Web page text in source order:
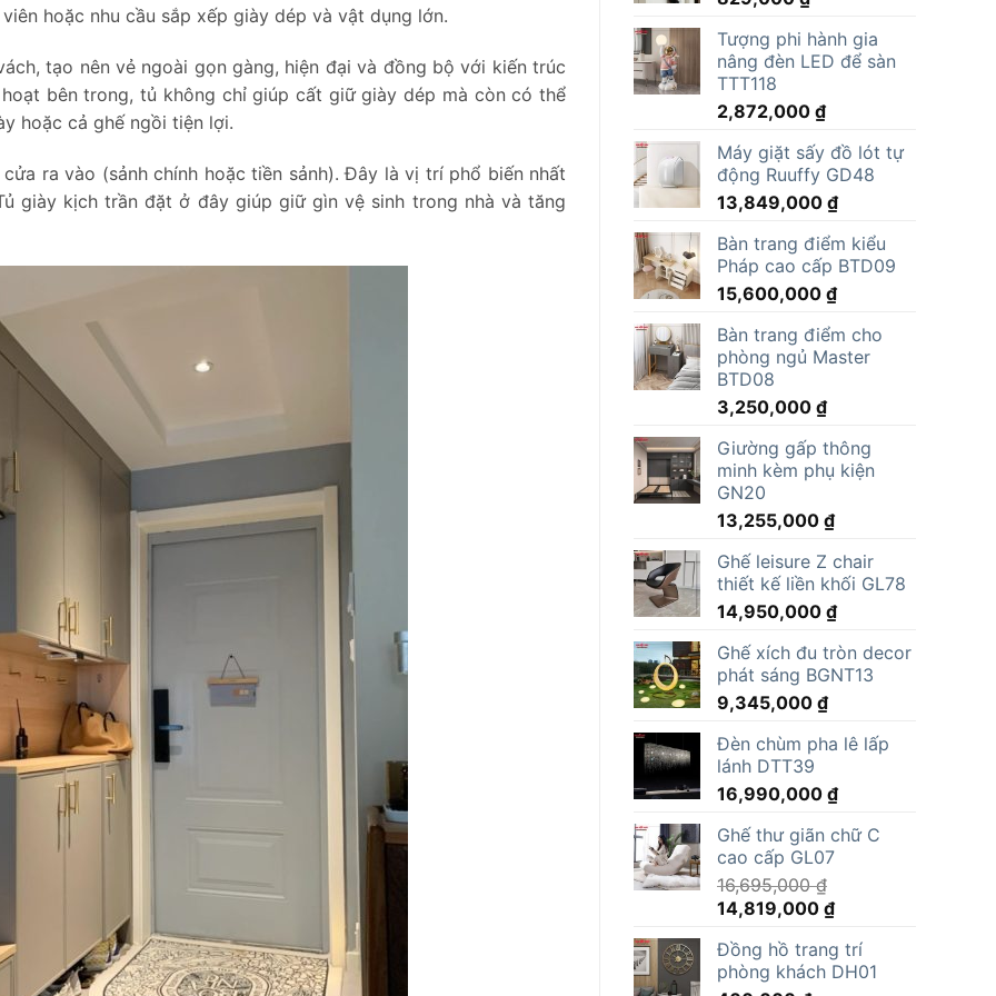
hoặc nhu cầu sắp xếp giày dép và vật dụng lớn.
tạo nên vẻ ngoài gọn gàng, hiện đại và đồng bộ với kiến trúc
bên trong, tủ không chỉ giúp cất giữ giày dép mà còn có thể
hoặc cả ghế ngồi tiện lợi.
ra vào (sảnh chính hoặc tiền sảnh). Đây là vị trí phổ biến nhất
giày kịch trần đặt ở đây giúp giữ gìn vệ sinh trong nhà và tăng
Tượng phi hành gia
nâng đèn LED để sàn
TTT118
2,872,000 ₫
Máy giặt sấy đồ lót tự
động Ruuffy GD48
13,849,000 ₫
Bàn trang điểm kiểu
Pháp cao cấp BTD09
15,600,000 ₫
Bàn trang điểm cho
phòng ngủ Master
BTD08
3,250,000 ₫
Giường gấp thông
minh kèm phụ kiện
GN20
13,255,000 ₫
Ghế leisure Z chair
thiết kế liền khối GL78
14,950,000 ₫
Ghế xích đu tròn decor
phát sáng BGNT13
9,345,000 ₫
Đèn chùm pha lê lấp
lánh DTT39
16,990,000 ₫
Ghế thư giãn chữ C
cao cấp GL07
16,695,000₫
Giá
là:
16,695,000 ₫.
14,819,000 ₫Giá
tại
là:
Đồng hồ trang trí
phòng khách DH01